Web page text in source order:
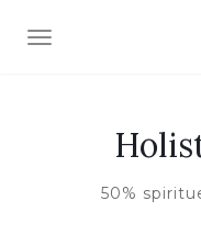
AFFICHER/
50%